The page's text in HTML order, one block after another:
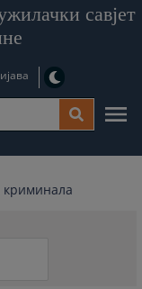
савјет
криминала